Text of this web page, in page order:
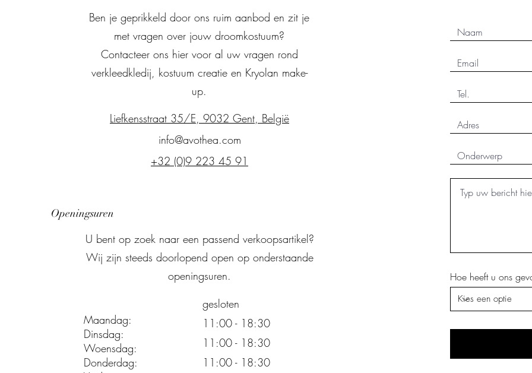
Hoe heeft u ons
Ben je geprikkeld door ons ruim aanbod en zit je
met vragen over jouw droomkostuum?
Contacteer ons hier voor al uw vragen rond
verkleedkledij, kostuum creatie en Kryolan make-
up.
Liefkensstraat 35/E, 9032 Gent, België
info@avothea.com
+32 (0)9 223 45 91
Openingsuren
Maandag:
Dinsdag:
Woensdag:
Donderdag:
gesloten
11:00 - 18:30
11:00 - 18:30
11:00 - 18:30
U bent op zoek naar een passend verkoopsartikel?
Wij zijn steeds doorlopend open op onderstaande
openingsuren.